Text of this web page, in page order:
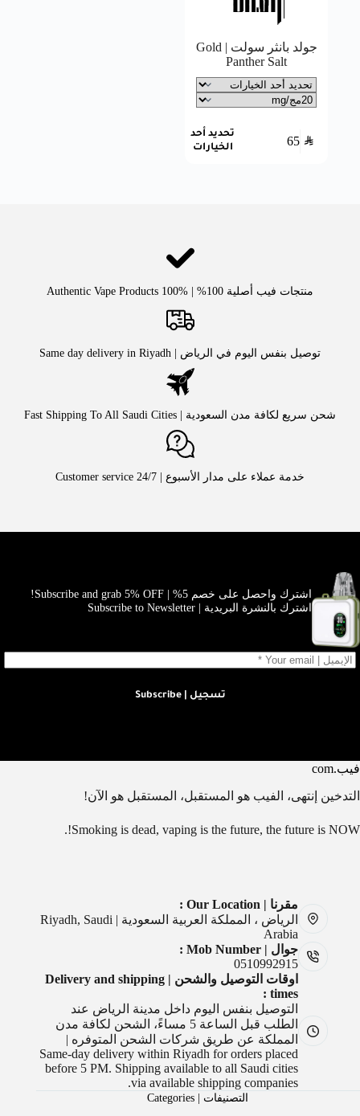
جولد بانثر سولت | Gold
Panther Salt
65 SAR
تحديد أحد
الخيارات
منتجات فيب أصلية 100% | Authentic Vape Products 100%
توصيل بنفس اليوم في الرياض | Same day delivery in Riyadh
شحن سريع لكافة مدن السعودية | Fast Shipping To All Saudi Cities
خدمة عملاء على مدار الأسبوع | Customer service 24/7
اشترك واحصل على خصم 5% | Subscribe and grab 5% OFF!
اشترك بالنشرة البريدية | Subscribe to Newsletter
تسجيل | Subscribe
فيب.com
التدخين إنتهى، الفيب هو المستقبل، المستقبل هو الآن!
Smoking is dead, vaping is the future, the future is NOW!.
مقرنا | Our Location :
الرياض ، المملكة العربية السعودية | Riyadh, Saudi
Arabia
جوال | Mob Number :
0510992915
اوقات التوصيل والشحن | Delivery and shipping
times :
التوصيل بنفس اليوم داخل مدينة الرياض عند
الطلب قبل الساعة 5 مساءً، الشحن لكافة مدن
المملكة عن طريق شركات الشحن المتوفره |
Same-day delivery within Riyadh for orders placed
before 5 PM. Shipping available to all Saudi cities
via available shipping companies.
التصنيفات | Categories